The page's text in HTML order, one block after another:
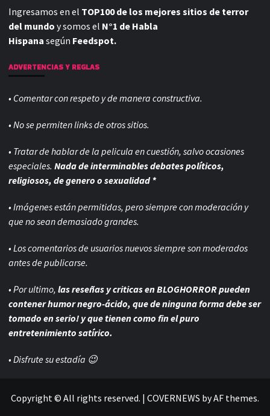
Ingresamos en el TOP100 de los mejores sitios de terror
del mundo y somos el N°1 de Habla
Hispana según Feedspot.
ADVERTENCIAS Y REGLAS
• Comentar con respeto y de manera constructiva.
• No se permiten links de otros sitios.
• Tratar de hablar de la pelicula en cuestión, salvo ocasiones
especiales. Nada de interminables debates políticos,
religiosos, de genero o sexualidad *
• Imágenes están permitidas, pero siempre conmoderación y
que no sean demasiado grandes.
• Los comentarios de usuarios nuevos siempre son moderados
antes de publicarse.
• Por ultimo, las reseñas y criticas en BLOGHORROR pueden
contener humor negro-ácido, que de ninguna forma debe ser
tomado en serio! y que tienen como fin el puro
entretenimiento satírico.
• Disfrute su estadía 😉
Copyright © All rights reserved. | COVERNEWS by AF themes.